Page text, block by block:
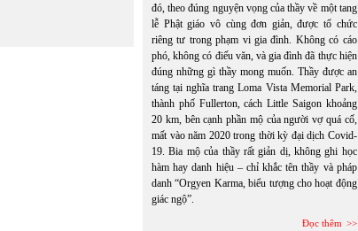
đó, theo đúng nguyện vọng của thầy về một tang
lễ Phật giáo vô cùng đơn giản, được tổ chức
riêng tư trong phạm vi gia đình. Không có cáo
phó, không có điếu văn, và gia đình đã thực hiện
đúng những gì thầy mong muốn. Thầy được an
táng tại nghĩa trang Loma Vista Memorial Park,
thành phố Fullerton, cách Little Saigon khoảng
20 km, bên cạnh phần mộ của người vợ quá cố,
mất vào năm 2020 trong thời kỳ đại dịch Covid-
19. Bia mộ của thầy rất giản dị, không ghi học
hàm hay danh hiệu – chỉ khắc tên thầy và pháp
danh “Orgyen Karma, biểu tượng cho hoạt động
giác ngộ”.
Đọc thêm